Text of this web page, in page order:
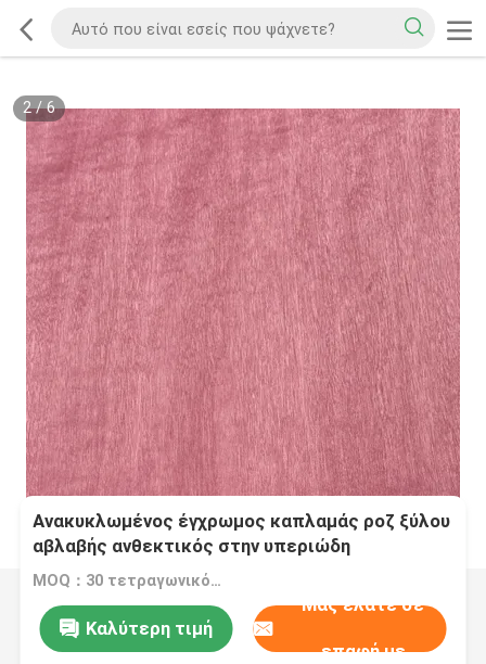
2/6
Ανακυκλωμένος έγχρωμος καπλαμάς ροζ ξύλου
αβλαβής ανθεκτικός στην υπεριώδη
ακτινοβολία με αδιάβροχη κόλλα
MOQ：30 τετραγωνικό μέτρο
Καλύτερη τιμή
Μας ελάτε σε
επαφή με